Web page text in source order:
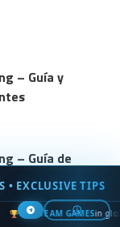
• EXCLUSIVE TIPS
in global contestsⓘ
– Guía y
– Guía de
y consejos de